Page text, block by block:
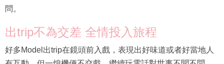
問。
出trip不為交差 全情投入旅程
好多Model出trip在鏡頭前入戲，表現出好味道或者好當地人